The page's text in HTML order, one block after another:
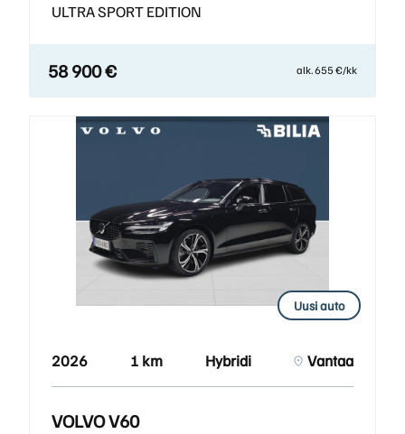
ULTRA SPORT EDITION
58 900 € alk. 655 €/kk
Uusi auto
2026 1 km Hybridi Vantaa
VOLVO V60